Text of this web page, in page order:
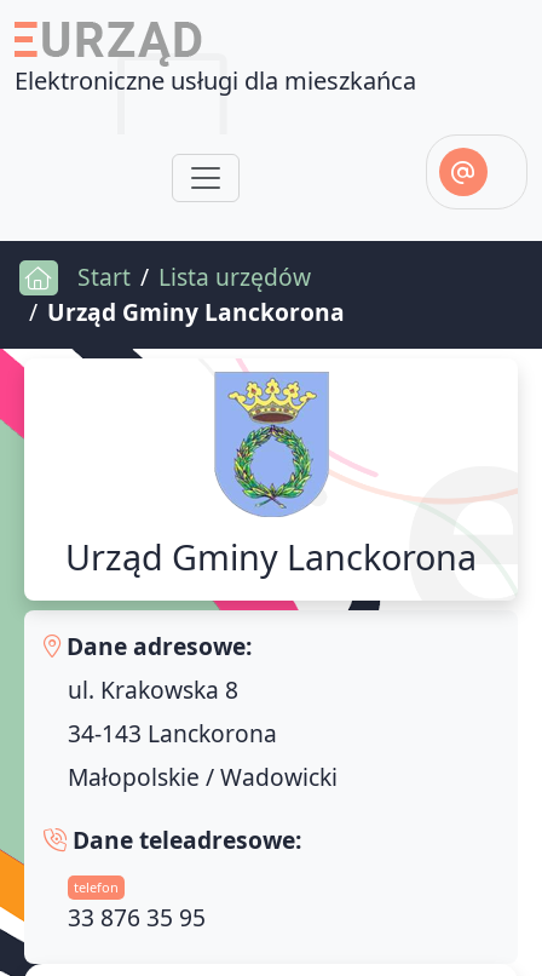
Elektroniczne usługi dla mieszkańca
Start
Lista urzędów
Urząd Gminy Lanckorona
Urząd Gminy Lanckorona
Dane adresowe:
ul. Krakowska 8
34-143 Lanckorona
Małopolskie / Wadowicki
Dane teleadresowe:
telefon
33 876 35 95